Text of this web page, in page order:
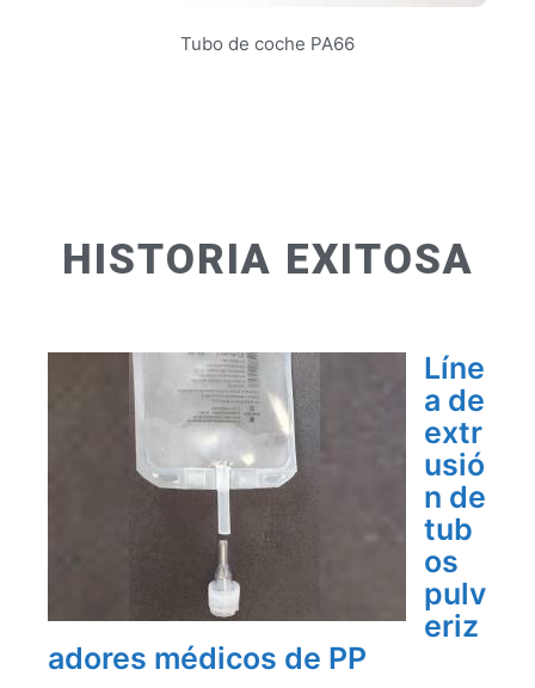
Tubo de coche PA66
HISTORIA EXITOSA
Líne
a de
extr
usió
n de
tub
os
pulv
eriz
adores médicos de PP